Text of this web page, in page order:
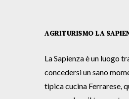
AGRITURISMO LA
La Sapienza è un luogo
concedersi un sano
tipica cucina Ferrarese,